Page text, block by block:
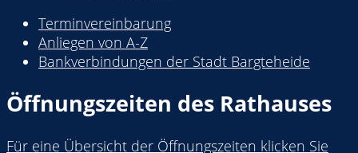
Terminvereinbarung
Anliegen von A-Z
Bankverbindungen der Stadt Bargteheide
Öffnungszeiten des Rathauses
Für eine Übersicht der Öffnungszeiten klicken Sie